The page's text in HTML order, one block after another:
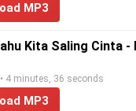
MP3
Kita Saling Cinta
4 minutes, 36 seconds
MP3